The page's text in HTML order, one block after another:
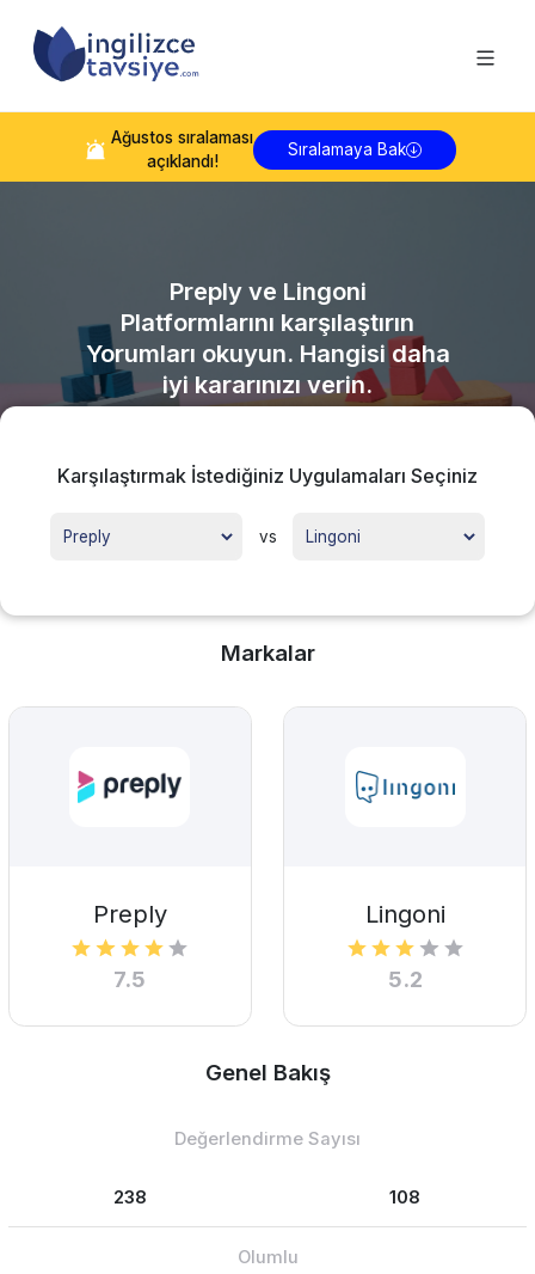
Ağustos sıralaması
açıklandı!
Sıralamaya Bak
Preplyve Lingoni
Platformlarını karşılaştırın
Yorumları okuyun. Hangisi daha
iyi kararınızı verin.
Karşılaştırmak İstediğiniz Uygulamaları Seçiniz
vs
Markalar
Preply
7.5
Lingoni
5.2
Genel Bakış
Değerlendirme Sayısı
238 108
Olumlu